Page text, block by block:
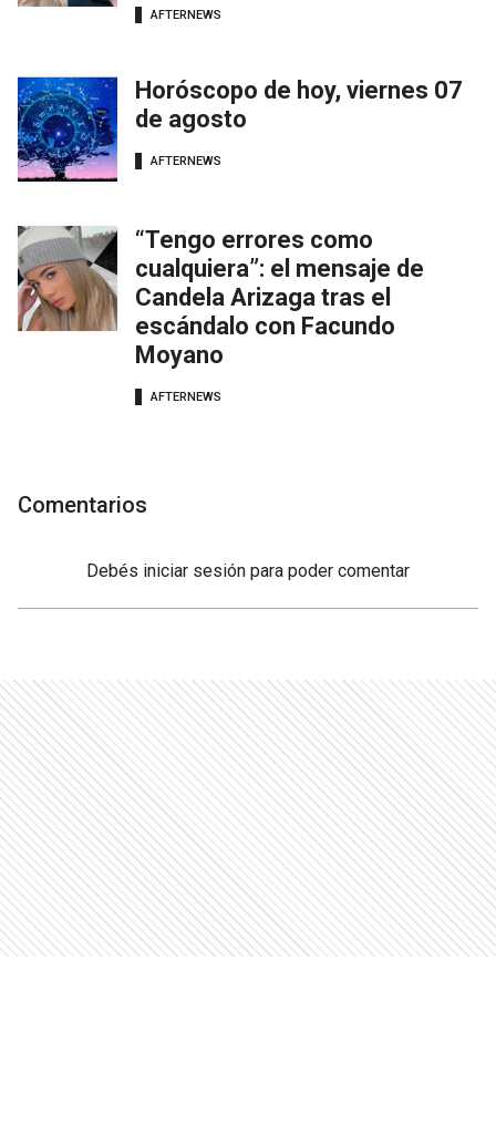
AFTERNEWS
Horóscopo de hoy, viernes 07
de agosto
AFTERNEWS
“Tengo errores como
cualquiera”: el mensaje de
Candela Arizaga tras el
escándalo con Facundo
Moyano
AFTERNEWS
Comentarios
Debés iniciar sesión para poder comentar